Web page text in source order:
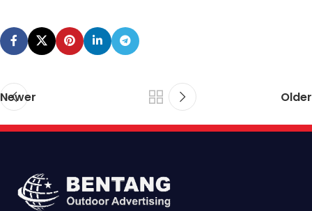
Newer Older